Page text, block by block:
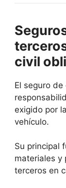
civil
El seguro
exigido por
vehículo.
Su principal
materiales y
terceros en